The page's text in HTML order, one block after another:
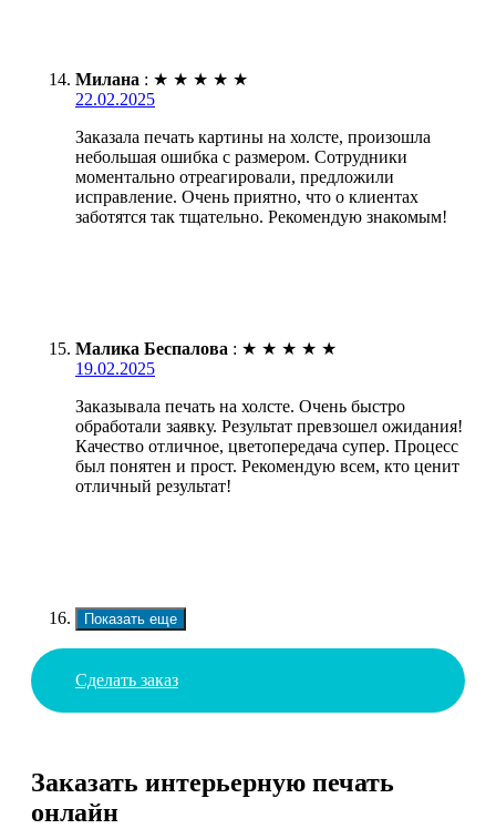
Милана : ★ ★ ★ ★ ★
22.02.2025
Заказала печать картины на холсте, произошла
небольшая ошибка с размером. Сотрудники
моментально отреагировали, предложили
исправление. Очень приятно, что о клиентах
заботятся так тщательно. Рекомендую знакомым!
Малика Беспалова : ★ ★ ★ ★ ★
19.02.2025
Заказывала печать на холсте. Очень быстро
обработали заявку. Результат превзошел ожидания!
Качество отличное, цветопередача супер. Процесс
был понятен и прост. Рекомендую всем, кто ценит
отличный результат!
Показать еще
Сделать заказ
Заказать интерьерную печать
онлайн